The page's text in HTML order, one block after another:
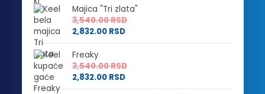
Majica "Tri zlata"
3,540.00RSD
2,832.00 RSD
Freaky
3,540.00RSD
2,832.00 RSD